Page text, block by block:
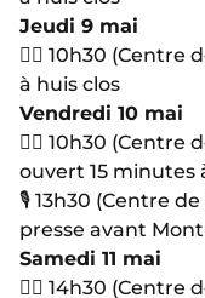
Jeudi 9 mai
🏋🏻 10h30
à huis clos
Vendredi 10 mai
🏋🏻 10h30
ouvert 15 minutes
🎙 13h30 (Centre
presse avant
Samedi 11 mai
🏋🏻 14h30